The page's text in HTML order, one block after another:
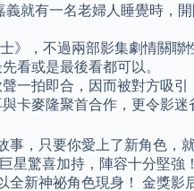
就有一名老婦人睡覺時，
》，不過兩部影集劇情關
看或是最後看都可以。
一拍即合，因而被對方吸引
卡麥隆聚首合作，更令影迷
，只要你愛上了新角色
星驚喜加持，陣容十分堅
新神祕角色現身！ 金獎